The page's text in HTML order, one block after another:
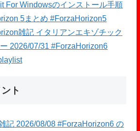
For Windowsのインストール手順
5まとめ #ForzaHorizon5
雑記 イタリアンエキゾチック
2026/07/31 #ForzaHorizon6
ト
記 2026/08/08 #ForzaHorizon6 の